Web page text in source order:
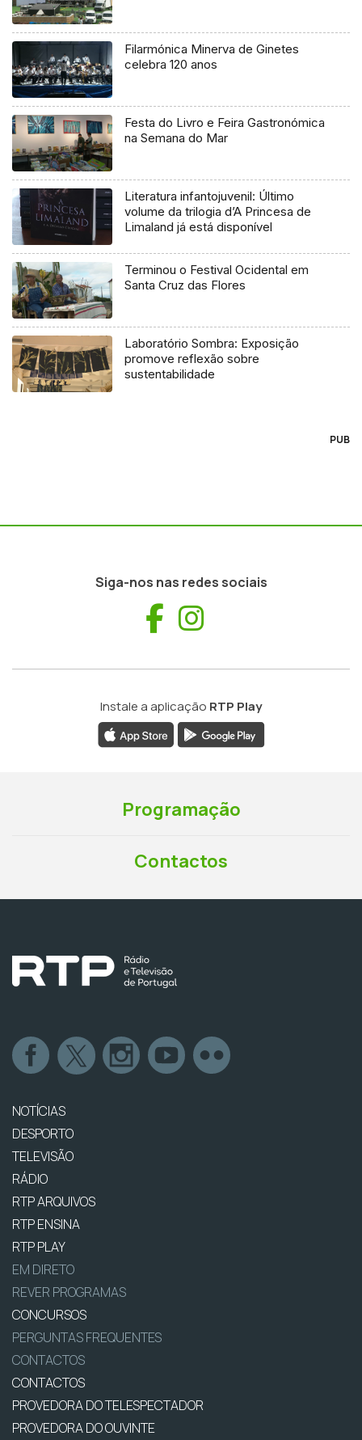
Filarmónica Minerva de Ginetes
celebra 120 anos
Festa do Livro e Feira Gastronómica
na Semana do Mar
Literatura infantojuvenil: Último
volume da trilogia d’A Princesa de
Limaland já está disponível
Terminou o Festival Ocidental em
Santa Cruz das Flores
Laboratório Sombra: Exposição
promove reflexão sobre
sustentabilidade
PUB
Siga-nos nas redes sociais
Facebook
Instale a aplicação RTP Play
Programação
Contactos
NOTÍCIAS
DESPORTO
TELEVISÃO
RÁDIO
RTP ARQUIVOS
RTP ENSINA
RTP PLAY
EM DIRETO
REVER PROGRAMAS
CONCURSOS
PERGUNTAS FREQUENTES
CONTACTOS
CONTACTOS
PROVEDORA DO TELESPECTADOR
PROVEDORA DO OUVINTE